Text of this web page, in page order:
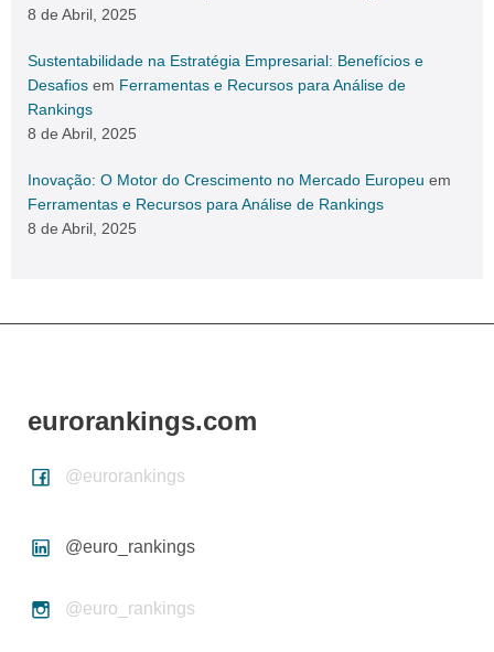
8 de Abril, 2025
Sustentabilidade na Estratégia Empresarial: Benefícios e
Desafios em Ferramentas e Recursos para Análise de
Rankings
8 de Abril, 2025
Inovação: O Motor do Crescimento no Mercado Europeu em
Ferramentas e Recursos para Análise de Rankings
8 de Abril, 2025
eurorankings.com
@eurorankings
@euro_rankings
@euro_rankings